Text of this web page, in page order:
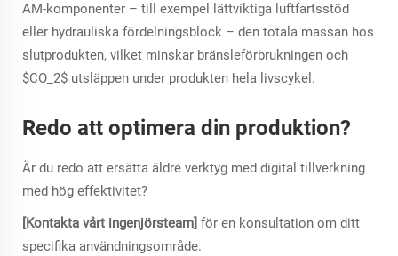
AM-komponenter – till exempel lättviktiga luftfartsstöd
eller hydrauliska fördelningsblock – den totala massan hos
slutprodukten, vilket minskar bränsleförbrukningen och
$CO_2$ utsläppen under produkten hela livscykel.
Redo att optimera din produktion?
Är du redo att ersätta äldre verktyg med digital tillverkning
med hög effektivitet?
[Kontakta vårt ingenjörsteam] för en konsultation om ditt
specifika användningsområde.